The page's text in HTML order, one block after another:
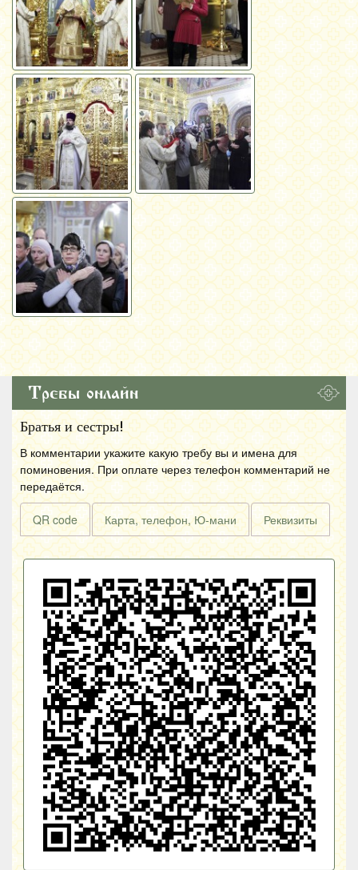
Требы онлайн
Братья и сестры!
В комментарии укажите какую требу вы и имена для
поминовения. При оплате через телефон комментарий не
передаётся.
QR code Карта, телефон, Ю-мани Реквизиты